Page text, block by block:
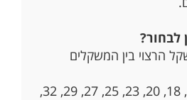
לבחור?
הרצוי בין המשקלים
5, 7, 9, 12, 14, 16, 18, 20, 23, 25, 27, 29, 32,